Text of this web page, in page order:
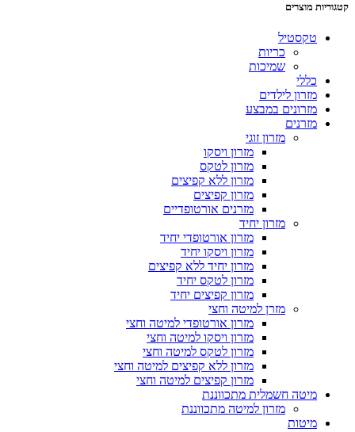
קטגוריות מוצרים
טקסטיל
כריות
שמיכות
כללי
מזרון לילדים
מזרונים במבצע
מזרנים
מזרון זוגי
מזרון ויסקו
מזרון לטקס
מזרון ללא קפיצים
מזרון קפיצים
מזרנים אורטופדיים
מזרון יחיד
מזרון אורטופדי יחיד
מזרון ויסקו יחיד
מזרון יחיד ללא קפיצים
מזרון לטקס יחיד
מזרון קפיצים יחיד
מזרן למיטה וחצי
מזרון אורטופדי למיטה וחצי
מזרון ויסקו למיטה וחצי
מזרון לטקס למיטה וחצי
מזרון ללא קפיצים למיטה וחצי
מזרון קפיצים למיטה וחצי
מיטה חשמלית מתכווננת
מזרון למיטה מתכווננת
מיטות